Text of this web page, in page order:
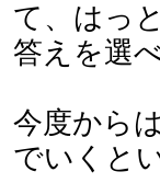
て、はっ
答えを選
今度から
でいくと